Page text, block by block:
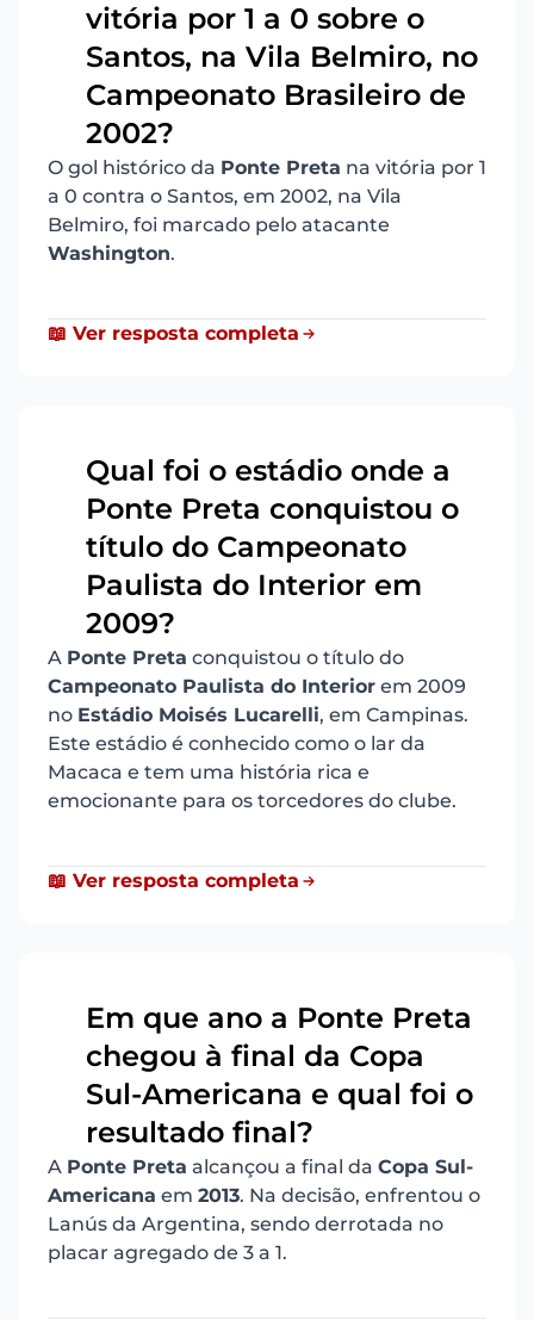
vitória por 1 a 0 sobre o
Santos, na Vila Belmiro, no
Campeonato Brasileiro de
2002?
O gol histórico da Ponte Preta na vitória por 1
a 0 contra o Santos, em 2002, na Vila
Belmiro, foi marcado pelo atacante
Washington.
📖 Ver resposta completa
Qual foi o estádio onde a
Ponte Preta conquistou o
título do Campeonato
Paulista do Interior em
2009?
A Ponte Preta conquistou o título do
Campeonato Paulista do Interior em 2009
no Estádio Moisés Lucarelli, em Campinas.
Este estádio é conhecido como o lar da
Macaca e tem uma história rica e
emocionante para os torcedores do clube.
📖 Ver resposta completa
Em que ano a Ponte Preta
chegou à final da Copa
Sul-Americana e qual foi o
resultado final?
A Ponte Preta alcançou a final da Copa Sul-
Americana em 2013. Na decisão, enfrentou o
Lanús da Argentina, sendo derrotada no
placar agregado de 3 a 1.